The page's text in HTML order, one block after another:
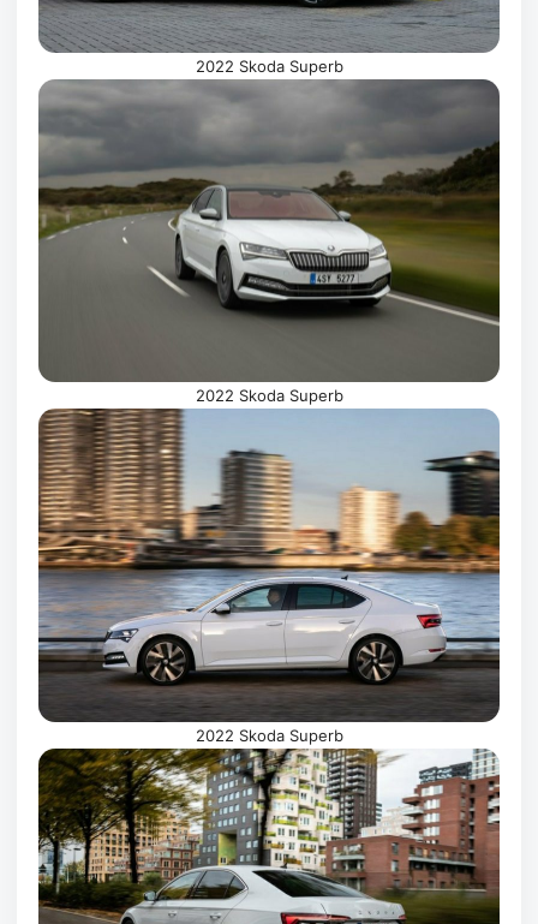
2022 Skoda Superb
2022 Skoda Superb
2022 Skoda Superb